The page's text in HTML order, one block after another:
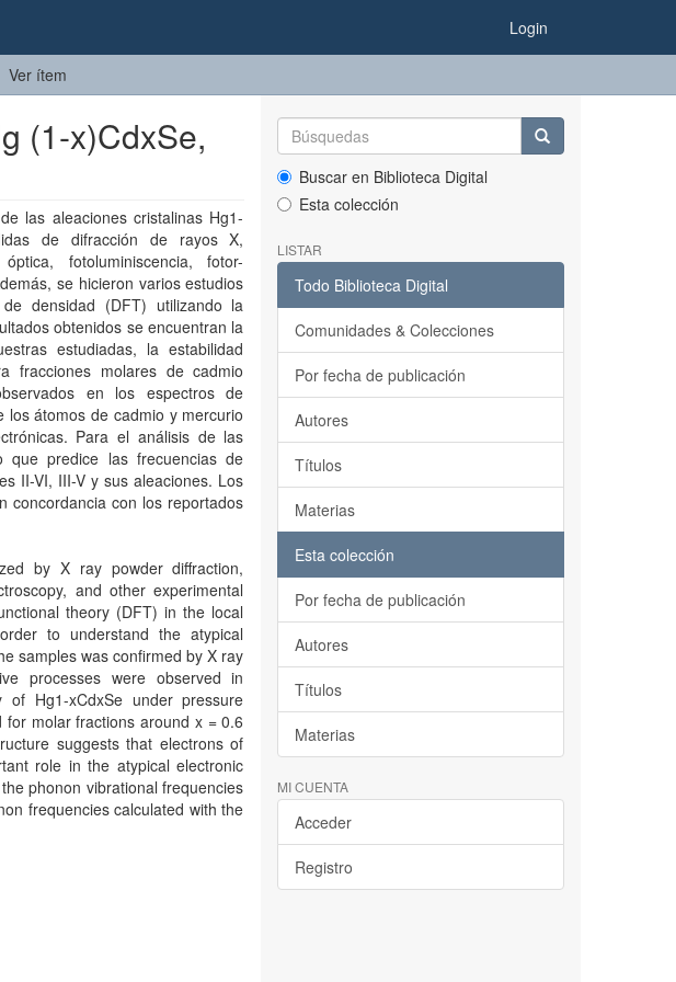
Login
Ver ítem
(1-x)CdxSe,
las aleaciones cristalinas Hg1-
de difracción de rayos X,
fotoluminiscencia, fotor-
se hicieron varios estudios
densidad (DFT) utilizando la
obtenidos se encuentran la
estudiadas, la estabilidad
fracciones molares de cadmio
en los espectros de
átomos de cadmio y mercurio
Para el análisis de las
predice las frecuencias de
II-VI, III-V y sus aleaciones. Los
concordancia con los reportados
by X ray powder diffraction,
and other experimental
theory (DFT) in the local
to understand the atypical
samples was confirmed by X ray
processes were observed in
of Hg1-xCdxSe under pressure
molar fractions around x = 0.6
suggests that electrons of
role in the atypical electronic
phonon vibrational frequencies
frequencies calculated with the
Buscar en Biblioteca Digital
Esta colección
LISTAR
Todo Biblioteca Digital
Comunidades & Colecciones
Por fecha de publicación
Autores
Títulos
Materias
Esta colección
Por fecha de publicación
Autores
Títulos
Materias
MI CUENTA
Acceder
Registro